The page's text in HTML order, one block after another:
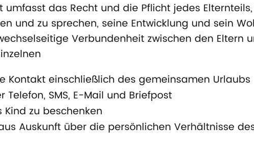
umfasst das Recht und die Pflicht jedes
und zu sprechen, seine Entwicklung und sein
Verbundenheit zwischen den Eltern
Kontakt einschließlich des gemeinsamen Urlaubs
Telefon, SMS, E-Mail und Briefpost
zu beschenken
Auskunft über die persönlichen Verhältnisse